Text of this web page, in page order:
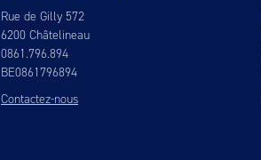
Rue de Gilly 572
6200 Châtelineau
0861.796.894
BE0861796894
Contactez-nous